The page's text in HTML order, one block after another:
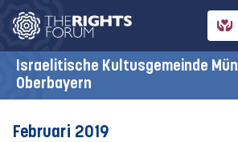
Israelitische Kultusgemeinde
Oberbayern
Februari 2019